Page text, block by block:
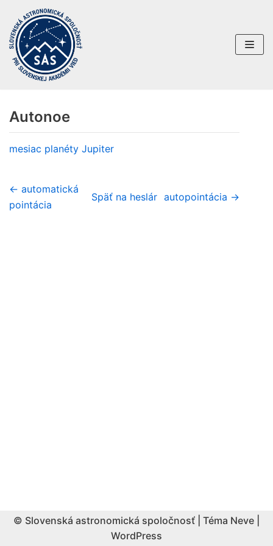
Preskočiť
na
obsah
Autonoe
mesiac planéty Jupiter
← automatická
pointácia
Späť na heslár autopointácia →
© Slovenská astronomická spoločnosť | Téma Neve
WordPress